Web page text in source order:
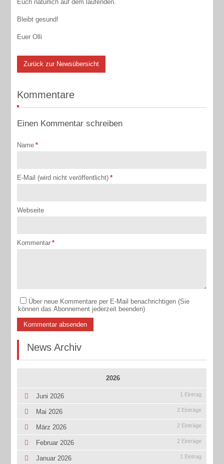
Euch natürlich auf dem laufenden.
Bleibt gesund!
Euer Olli
Zurück zur Newsübersicht
Kommentare
Einen Kommentar schreiben
Name *
E-Mail (wird nicht veröffentlicht) *
Webseite
Kommentar *
Über neue Kommentare per E-Mail benachrichtigen (Sie
können das Abonnement jederzeit beenden)
Kommentar absenden
News Archiv
2026
Juni 2026 1 Eintrag
Mai 2026 2 Einträge
März 2026 2 Einträge
Februar 2026 2 Einträge
Januar 2026 1 Eintrag